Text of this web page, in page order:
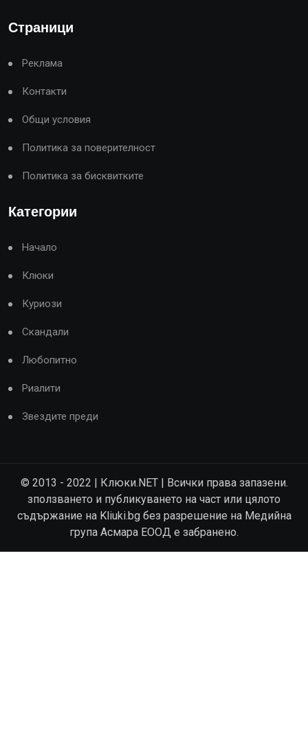
Страници
Реклама
Контакти
Общи условия
Политика за поверителност
Политика за бисквитките
Категории
Начало
Клюки
Куриози
Скандали
Любопитно
Риалити
Звездите преди
© 2013 - 2022 | Клюки.NET | Всички права запазени.
зползването и публикуването на част или цялото
съдържание на Kliuki.bg без разрешение на Медийна
група Асмара ЕООД е забранено.